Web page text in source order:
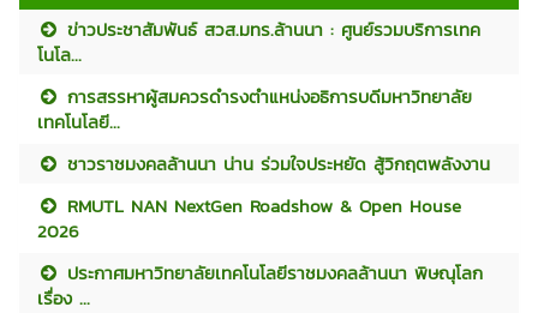
ข่าวประชาสัมพันธ์ สวส.มทร.ล้านนา : ศูนย์รวมบริการเทค
โนโล...
การสรรหาผู้สมควรดำรงตำแหน่งอธิการบดีมหาวิทยาลัย
เทคโนโลยี...
ชาวราชมงคลล้านนา น่าน ร่วมใจประหยัด สู้วิกฤตพลังงาน
RMUTL NAN NextGen Roadshow & Open House
2026
ประกาศมหาวิทยาลัยเทคโนโลยีราชมงคลล้านนา พิษณุโลก
เรื่อง ...